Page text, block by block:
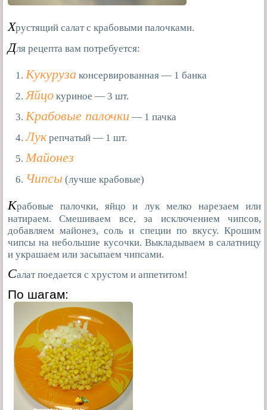
Хрустящий салат с крабовыми палочками.
Для рецепта вам потребуется:
Кукуруза консервированная — 1 банка
Яйцо куриное — 3 шт.
Крабовые палочки — 1 пачка
Лукрепчатый — 1 шт.
Майонез
Чипсы (лучше крабовые)
Крабовые палочки, яйцо и лук мелко нарезаем или
натираем. Смешиваем все, за исключением чипсов,
добавляем майонез, соль и специи по вкусу. Крошим
чипсы на небольшие кусочки. Выкладываем в салатницу
и украшаем или засыпаем чипсами.
Салат поедается с хрустом и аппетитом!
По шагам: